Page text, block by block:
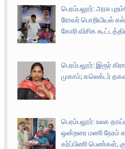
பெரம்பலூர்: அரசு
ரோவர் பொறியியல்
கோரி விசிக
பெரம்பலூர்: இரூர்
முகாம்; கலெக்டர்
பெரம்பலூர்: உலக
ஒன்றரை மணி நேரம்
கர்ப்பிணி பெண்கள்,